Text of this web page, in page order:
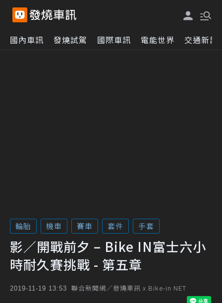
國內車訊 發燒試駕 國際車訊 電能世界 交通新訊
輪胎 機車 賽車 套件 手套
影／開戰前夕 – Bike IN富士六小
時耐久賽挑戰 - 第五章
2019-11-19 13:53 聯合新聞網／發燒車訊 x Bike-in NET